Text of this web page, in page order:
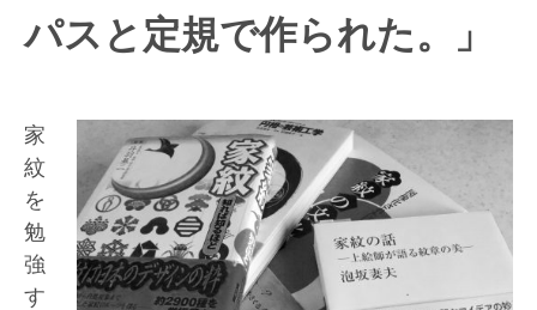
パスと定規で作られた。」
家
紋
を
勉
強
す